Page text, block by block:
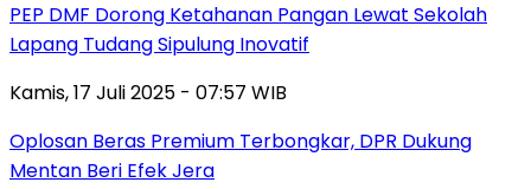
PEP DMF Dorong Ketahanan Pangan Lewat Sekolah
Lapang Tudang Sipulung Inovatif
Kamis, 17 Juli 2025 - 07:57 WIB
Oplosan Beras Premium Terbongkar, DPR Dukung
Mentan Beri Efek Jera